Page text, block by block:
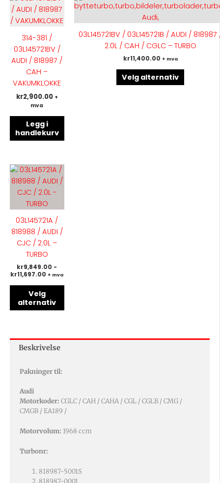
1900-
200-
PAKNINGER
antall
314-381 /
03L145721BV /
AUDI / 818987 /
CAH –
VAKUMKLOKKE
kr2,900.00 +
mva
Legg i
handlekurv
03L145721BV / 03L145721B / AUDI / 818987
2.0L / CAH / CGLC – TURBO
kr11,400.00 + mva
Velg alternativ
produktet
flere
varianter.
på
03L145721A /
818988 / AUDI /
CJC / 2.0L –
TURBO
kr9,849.00 -
kr11,697.00 + mva
Velg
alternativ
Beskrivelse
Pakninger til:
Audi
Motorkoder: CGLC / CAH / CAHA / CGL / CGLB / CMG /
CMGB / EA189 /
Motorvolum: 1968 ccm
Turbonr:
818987-5001S
818987-0001